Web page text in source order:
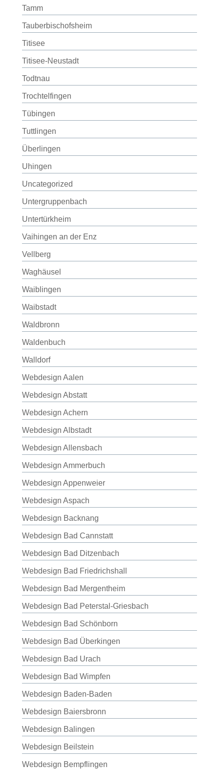
Tamm
Tauberbischofsheim
Titisee
Titisee-Neustadt
Todtnau
Trochtelfingen
Tübingen
Tuttlingen
Überlingen
Uhingen
Uncategorized
Untergruppenbach
Untertürkheim
Vaihingen an der Enz
Vellberg
Waghäusel
Waiblingen
Waibstadt
Waldbronn
Waldenbuch
Walldorf
Webdesign Aalen
Webdesign Abstatt
Webdesign Achern
Webdesign Albstadt
Webdesign Allensbach
Webdesign Ammerbuch
Webdesign Appenweier
Webdesign Aspach
Webdesign Backnang
Webdesign Bad Cannstatt
Webdesign Bad Ditzenbach
Webdesign Bad Friedrichshall
Webdesign Bad Mergentheim
Webdesign Bad Peterstal-Griesbach
Webdesign Bad Schönborn
Webdesign Bad Überkingen
Webdesign Bad Urach
Webdesign Bad Wimpfen
Webdesign Baden-Baden
Webdesign Baiersbronn
Webdesign Balingen
Webdesign Beilstein
Webdesign Bempflingen